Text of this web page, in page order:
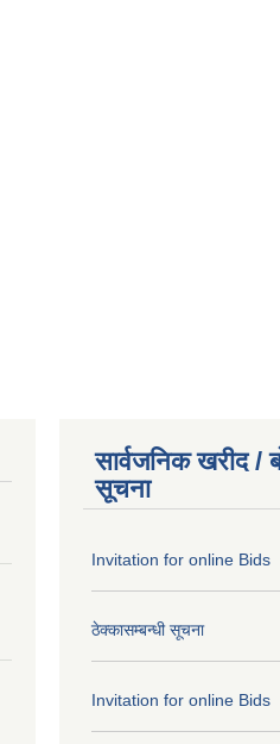
सार्वजनिक खरीद /
सूचना
Invitation for online Bids
ठेक्कासम्बन्धी सूचना
Invitation for online Bids